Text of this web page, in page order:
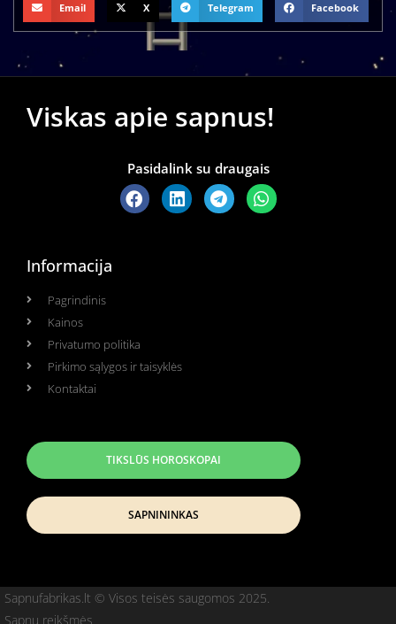
Email X Telegram Facebook
Viskas apie sapnus!
Pasidalink su draugais
Informacija
Pagrindinis
Kainos
Privatumo politika
Pirkimo sąlygos ir taisyklės
Kontaktai
TIKSLŪS HOROSKOPAI
SAPNININKAS
Sapnufabrikas.lt © Visos teisės saugomos 2025.
Sapnų reikšmės